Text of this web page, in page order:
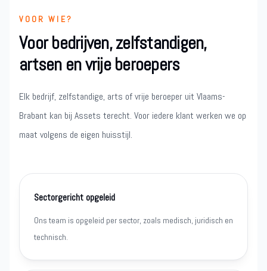
VOOR WIE?
Voor bedrijven, zelfstandigen,
artsen en vrije beroepers
Elk bedrijf, zelfstandige, arts of vrije beroeper uit Vlaams-
Brabant kan bij Assets terecht. Voor iedere klant werken we op
maat volgens de eigen huisstijl.
Sectorgericht opgeleid
Ons team is opgeleid per sector, zoals medisch, juridisch en
technisch.